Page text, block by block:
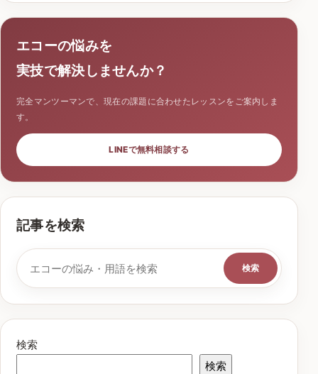
エコーの悩みを
実技で解決しませんか？
完全マンツーマンで、現在の課題に合わせたレッスンをご案内しま
す。
LINEで無料相談する
記事を検索
検索キーワード
検索
検索
検索